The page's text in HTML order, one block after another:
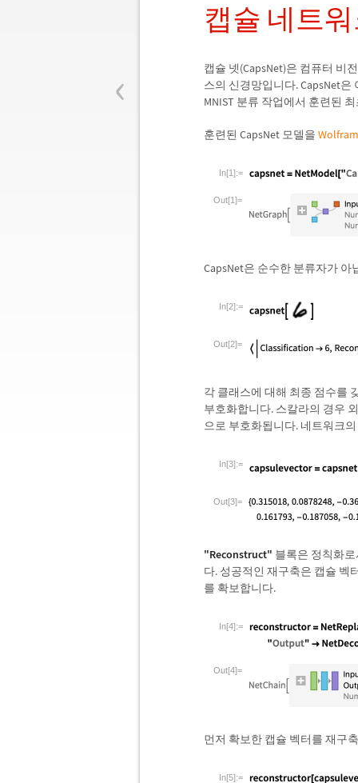
‹
캡슐 네트
캡슐 넷(CapsNet)은 컴퓨터 비
스의 신경망입니다. CapsNet
MNIST 분류 작업에서 훈련된
훈련된 CapsNet 모델을
In[1]:=
Out[1]=
CapsNet은 순수한 분류자가
In[2]:=
Out[2]=
각 클래스에 대해 최종 점수를
부호화합니다. 스칼라의 경우
으로 부호화됩니다. 네트워크의
In[3]:=
Out[3]=
"Reconstruct" 블록은 정칙화
다. 성공적인 재구축은 캡슐 벡
를 확보합니다.
In[4]:=
Out[4]=
먼저 확보한 캡슐 벡터를 재구
In[5]:=